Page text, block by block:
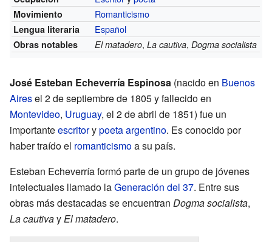
Movimiento Romanticismo
Lengua literaria Español
Obras notables El matadero,La cautiva,Dogma socialista
José Esteban Echeverría Espinosa (nacido en Buenos
Airesel 2 de septiembre de 1805 y fallecido en
Montevideo, Uruguay, el 2 de abril de 1851) fue un
importanteescritorypoetaargentino. Es conocido por
haber traído el romanticismoa su país.
Esteban Echeverría formó parte de un grupo de jóvenes
intelectuales llamado laGeneración del 37. Entre sus
obras más destacadas se encuentran Dogma socialista,
La cautivayEl matadero.